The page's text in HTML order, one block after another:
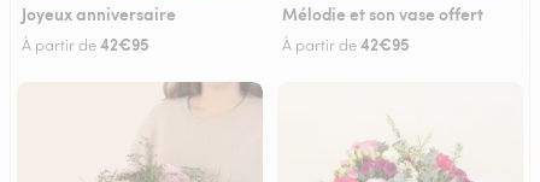
Joyeux anniversaire
À partir de42€95
Mélodie et son vase offert
À partir de42€95